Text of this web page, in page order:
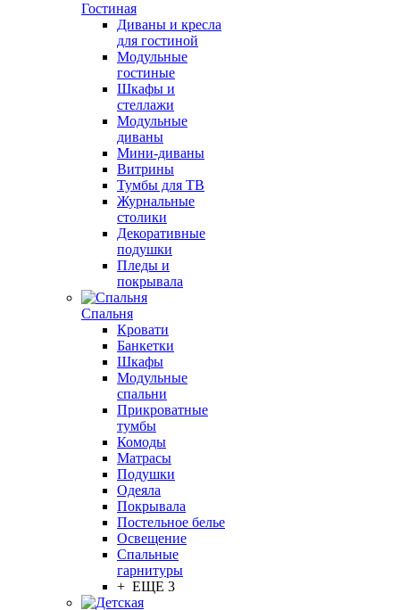
Гостиная
Диваны и кресла
для гостиной
Модульные
гостиные
Шкафы и
стеллажи
Модульные
диваны
Мини-диваны
Витрины
Тумбы для ТВ
Журнальные
столики
Декоративные
подушки
Пледы и
покрывала
Спальня
Кровати
Банкетки
Шкафы
Модульные
спальни
Прикроватные
тумбы
Комоды
Матрасы
Подушки
Одеяла
Покрывала
Постельное белье
Освещение
Спальные
гарнитуры
+ ЕЩЕ 3